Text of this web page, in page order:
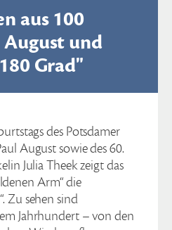
aus 100
August und
Grad"
des Potsdamer
August sowie des 60.
Julia Theek zeigt das
Arm“ die
Zu sehen sind
Jahrhundert – von den